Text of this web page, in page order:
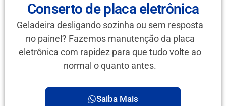
Conserto de placa eletrônica
Geladeira desligando sozinha ou sem resposta
no painel? Fazemos manutenção da placa
eletrônica com rapidez para que tudo volte ao
normal o quanto antes.
Saiba Mais